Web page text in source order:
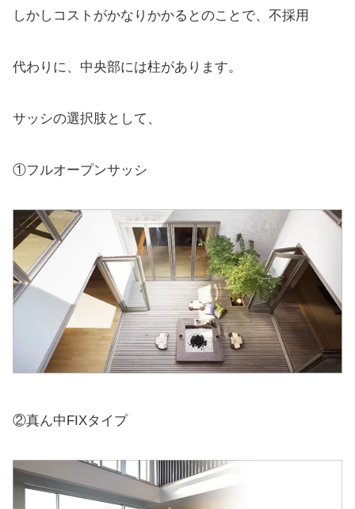
しかしコストがかなりかかるとのことで、不採用
代わりに、中央部には柱があります。
サッシの選択肢として、
①フルオープンサッシ
②真ん中FIXタイプ